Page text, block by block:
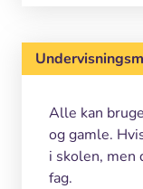
Alle kan
og gamle.
i skolen, men
fag.